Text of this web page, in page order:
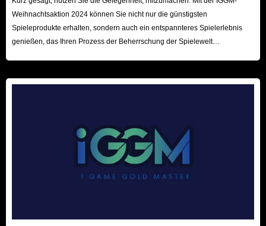
neuer Möbel und anderer Gegenstände.
Sammeln: Sammeln Sie Ressourcen direkt vom Boden,
Boni gewähren.
hergestellt werden können. Sie können
Dorfbewohnern geschenkt werden und ihnen neue
Talente verleihen.
Ereignis-/Feiertagsgegenstände: Gegenstände, die
Weihnachtsaktion 2024 können Sie nicht nur die günstigsten
Spieleprodukte erhalten, sondern auch ein entspannteres Spielerlebnis
genießen, das Ihren Prozess der Beherrschung der Spielewelt